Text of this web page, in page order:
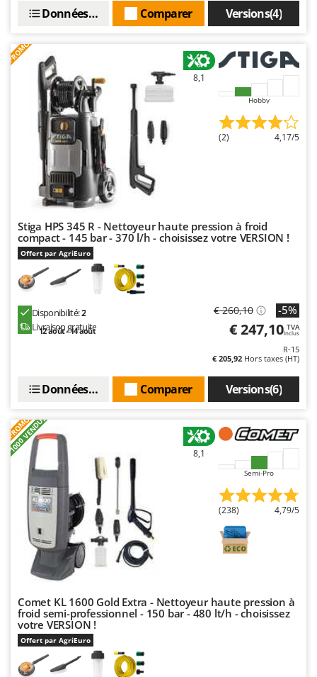
Versions(4)
Comparer
Données techniques
PROMO
8,1
Hobby
(2) 4,17/5
Stiga HPS 345 R - Nettoyeur haute pression à froid
compact - 145 bar - 370 l/h - choisissez votre VERSION !
Offert par AgriEuro
Disponibilité:2
Livraison gratuite
12 août - 14 août
€ 260,10 -5%
€ 247,10 TVA
Inclus
R-15
€ 205,92 Hors taxes (HT)
Versions(6)
Comparer
Données techniques
PROMO
+1000 VENDUS 8,1
Semi-Pro
(238) 4,79/5
Comet KL 1600 Gold Extra - Nettoyeur haute pression à
froid semi-professionnel - 150 bar - 480 lt/h - choisissez
votre VERSION !
Offert par AgriEuro